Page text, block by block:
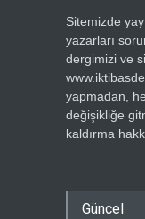
Sitemizde
yazarları
dergimizi ve
yapmadan,
değişikliğe
kaldırma
Güncel